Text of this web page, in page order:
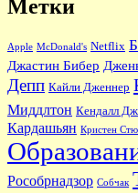
Метки
Apple McDonald's Netflix
Джастин Бибер
Депп Кайли Дженнер
Миддлтон Кендалл
Кардашьян Кристен
Рособрнадзор Собчак